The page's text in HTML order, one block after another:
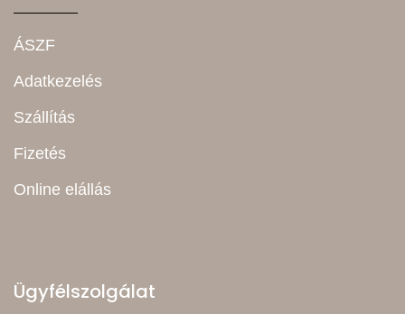
ÁSZF
Adatkezelés
Szállítás
Fizetés
Online elállás
Ügyfélszolgálat